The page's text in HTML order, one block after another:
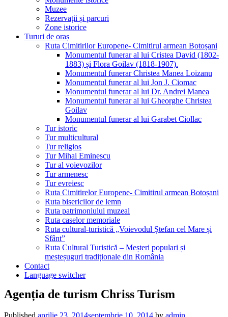
Muzee
Rezervații și parcuri
Zone istorice
Tururi de oraș
Ruta Cimitirilor Europene- Cimitirul armean Botoșani
Monumentul funerar al lui Cristea David (1802-
1883) și Flora Goilav (1818-1907).
Monumentul funerar Christea Manea Loizanu
Monumentul funerar al lui Jon J. Ciomac
Monumentul funerar al lui Dr. Andrei Manea
Monumentul funerar al lui Gheorghe Christea
Goilav
Monumentul funerar al lui Garabet Ciollac
Tur istoric
Tur multicultural
Tur religios
Tur Mihai Eminescu
Tur al voievozilor
Tur armenesc
Tur evreiesc
Ruta Cimitirelor Europene- Cimitirul armean Botoșani
Ruta bisericilor de lemn
Ruta patrimoniului muzeal
Ruta caselor memoriale
Ruta cultural-turistică „Voievodul Ștefan cel Mare și
Sfânt”
Ruta Cultural Turistică – Meșteri populari și
meșteșuguri tradiționale din România
Contact
Language switcher
Agenția de turism Chriss Turism